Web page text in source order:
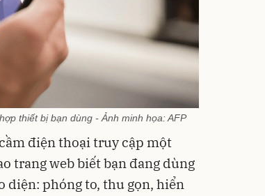
thiết bị bạn dùng - Ảnh minh họa: AFP
điện thoại truy cập một
trang web biết bạn đang dùng
diện: phóng to, thu gọn, hiển